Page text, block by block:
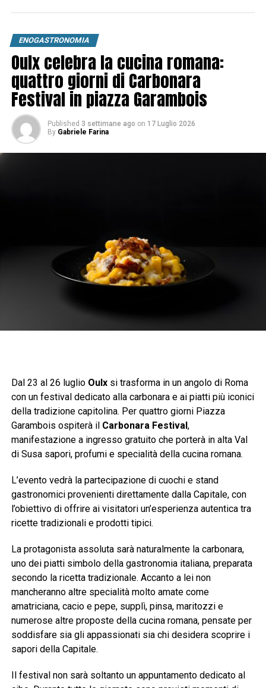
ENOGASTRONOMIA
Oulx celebra la cucina romana:
quattro giorni di Carbonara
Festival in piazza Garambois
Published 3 settimane ago on 17 Luglio 2026
By Gabriele Farina
Dal 23 al 26 luglio Oulxsi trasforma in un angolo di Roma
con un festival dedicato alla carbonara e ai piatti più iconici
della tradizione capitolina. Per quattro giorni Piazza
Garambois ospiterà il Carbonara Festival,
manifestazione a ingresso gratuito che porterà in alta Val
di Susa sapori, profumi e specialità della cucina romana.
L’evento vedrà la partecipazione di cuochi e stand
gastronomici provenienti direttamente dalla Capitale, con
l’obiettivo di offrire ai visitatori un’esperienza autentica tra
ricette tradizionali e prodotti tipici.
La protagonista assoluta sarà naturalmente la carbonara,
uno dei piatti simbolo della gastronomia italiana, preparata
secondo la ricetta tradizionale. Accanto a lei non
mancheranno altre specialità molto amate come
amatriciana, cacio e pepe, supplì, pinsa, maritozzi e
numerose altre proposte della cucina romana, pensate per
soddisfare sia gli appassionati sia chi desidera scoprire i
sapori della Capitale.
Il festival non sarà soltanto un appuntamento dedicato al